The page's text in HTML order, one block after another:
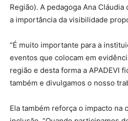
Região). A pedagoga Ana
a importância da visibilidade
“É muito importante para a
eventos que colocam em
região e desta forma a APADEVI
também e divulgamos o nosso
Ela também reforça o impacto na